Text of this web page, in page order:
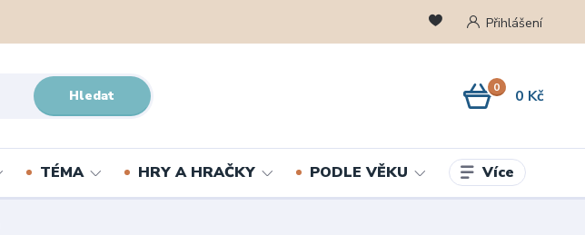
Přihlášení
Hledat 0 0 Kč
TÉMA HRY A HRAČKY PODLE VĚKU Více